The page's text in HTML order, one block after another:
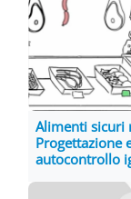
Alimenti sicuri
Progettazione
autocontrollo